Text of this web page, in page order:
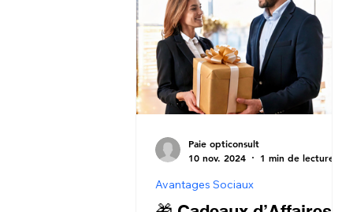
Avantages Sociaux
Paie opticonsult
10 nov. 2024
1 min de lecture